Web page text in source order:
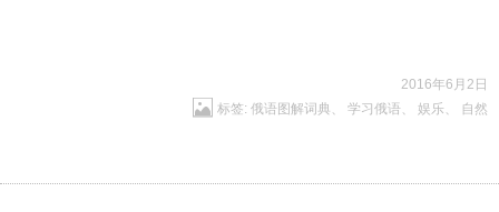
经济
2016年6月2日
标签: 俄语图解词典 、 学习俄语、 娱乐 、 自然